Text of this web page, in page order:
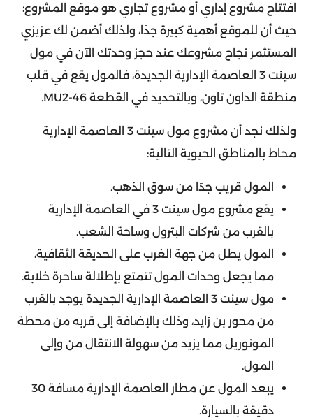
افتتاح مشروع إداري أو مشروع تجاري هو موقع المشروع؛
حيث أن للموقع أهمية كبيرة جدًا، ولذلك أضمن لك عزيزي
المستثمر نجاح مشروعك عند حجز وحدتك الآن في مول
سينت 3 العاصمة الإدارية الجديدة، فالمول يقع في قلب
منطقة الداون تاون، وبالتحديد في القطعة MU2-46.
ولذلك نجد أن مشروع مول سينت 3 العاصمة الإدارية
محاط بالمناطق الحيوية التالية:
المول قريب جدًا من سوق الذهب.
يقع مشروع مول سينت 3 في العاصمة الإدارية
بالقرب من شركات البترول وساحة الشعب.
المول يطل من جهة الغرب على الحديقة الثقافية،
مما يجعل وحدات المول تتمتع بإطلالة ساحرة خلابة.
مول سينت 3 العاصمة الإدارية الجديدة يوجد بالقرب
من محور بن زايد، وذلك بالإضافة إلى قربه من محطة
المونوريل مما يزيد من سهولة الانتقال من وإلى
المول.
يبعد المول عن مطار العاصمة الإدارية مسافة 30
دقيقة بالسيارة.